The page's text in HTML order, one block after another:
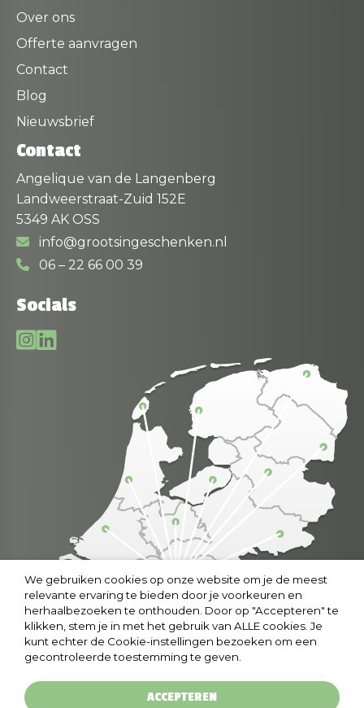
Over ons
Offerte aanvragen
Contact
Blog
Nieuwsbrief
Contact
Angelique van de Langenberg
Landweerstraat-Zuid 152E
5349 AK OSS
info@grootsingeschenken.nl
06 – 22 66 00 39
Socials
We gebruiken cookies op onze website om je de meest
relevante ervaring te bieden door je voorkeuren en
herhaalbezoeken te onthouden. Door op "Accepteren" te
klikken, stem je in met het gebruik van ALLE cookies. Je
kunt echter de Cookie-instellingen bezoeken om een
gecontroleerde toestemming te geven.
ACCEPTEREN